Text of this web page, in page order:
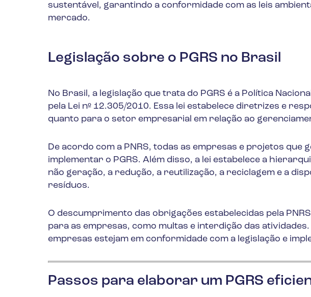
sustentável, garantindo a conformidade com as leis
mercado.
Legislação sobre o PGRS no Brasil
No Brasil, a legislação que trata do PGRS é a Política
pela Lei nº 12.305/2010. Essa lei estabelece diretrizes e
quanto para o setor empresarial em relação ao
De acordo com a PNRS, todas as empresas e projetos
implementar o PGRS. Além disso, a lei estabelece a
não geração, a redução, a reutilização, a reciclagem e a
resíduos.
O descumprimento das obrigações estabelecidas pela
para as empresas, como multas e interdição das
empresas estejam em conformidade com a legislação e
Passos para elaborar um PGRS